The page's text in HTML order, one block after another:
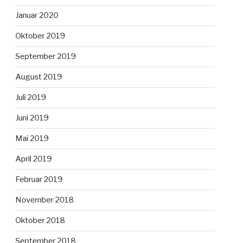
Januar 2020
Oktober 2019
September 2019
August 2019
Juli 2019
Juni 2019
Mai 2019
April 2019
Februar 2019
November 2018
Oktober 2018
September 2018